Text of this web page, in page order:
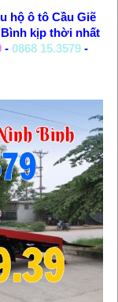
hộ ô tô Cầu Giẽ
kịp thời nhất
- 0868 15.3579 -